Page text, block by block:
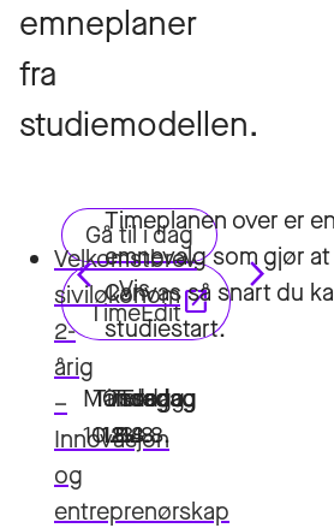
emneplaner
fra
studiemodellen.
Velkomstbrev
siviløkonom
2-
årig
–
Innovasjon
og
entreprenørskap
Timeplanen over er
emnevalg som gjør
Canvas så snart du
studiestart.